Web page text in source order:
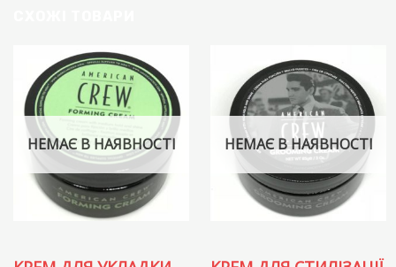
НЕМАЄ В НАЯВНОСТІ НЕМАЄ В НАЯВНОСТІ